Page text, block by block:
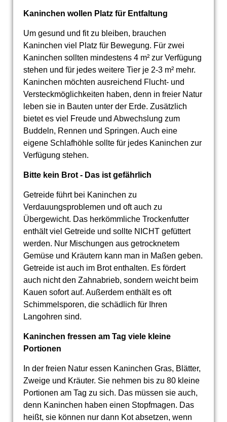
Kaninchen wollen Platz für Entfaltung
Um gesund und fit zu bleiben, brauchen
Kaninchen viel Platz für Bewegung. Für zwei
Kaninchen sollten mindestens 4 m² zur Verfügung
stehen und für jedes weitere Tier je 2-3 m² mehr.
Kaninchen möchten ausreichend Flucht- und
Versteckmöglichkeiten haben, denn in freier Natur
leben sie in Bauten unter der Erde. Zusätzlich
bietet es viel Freude und Abwechslung zum
Buddeln, Rennen und Springen. Auch eine
eigene Schlafhöhle sollte für jedes Kaninchen zur
Verfügung stehen.
Bitte kein Brot - Das ist gefährlich
Getreide führt bei Kaninchen zu
Verdauungsproblemen und oft auch zu
Übergewicht. Das herkömmliche Trockenfutter
enthält viel Getreide und sollte NICHT gefüttert
werden. Nur Mischungen aus getrocknetem
Gemüse und Kräutern kann man in Maßen geben.
Getreide ist auch im Brot enthalten. Es fördert
auch nicht den Zahnabrieb, sondern weicht beim
Kauen sofort auf. Außerdem enthält es oft
Schimmelsporen, die schädlich für Ihren
Langohren sind.
Kaninchen fressen am Tag viele kleine
Portionen
In der freien Natur essen Kaninchen Gras, Blätter,
Zweige und Kräuter. Sie nehmen bis zu 80 kleine
Portionen am Tag zu sich. Das müssen sie auch,
denn Kaninchen haben einen Stopfmagen. Das
heißt, sie können nur dann Kot absetzen, wenn